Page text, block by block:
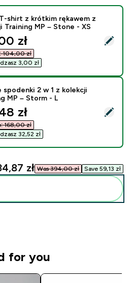
- Męski T-shirt z krótkim
shirt z krótkim rękawem z
Training MP – Stone - XS
price
zł‎
104,00 zł‎
3,00 zł‎
- Męskie spodenki 2 w 1 z
spodenki 2 w 1 z kolekcji
MP – Storm - L
price
zł‎
168,00 zł‎
32,52 zł‎
zł‎ Was 394,00 zł‎ Save 59,13 zł‎
for you